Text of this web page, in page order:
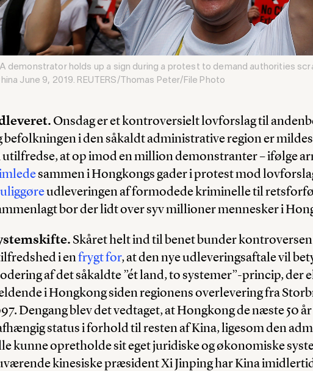
A demonstrator holds up a sign during a protest to demand authorities
June 9, 2019. REUTERS/Thomas Peter/File Photo
Onsdag er et kontroversielt lovforslag til
befolkningen i den såkaldt administrative region er
utilfredse, at op imod en million demonstranter – ifølge
sammen i Hongkongs gader i protest mod
udleveringen af formodede kriminelle til
bor der lidt over syv millioner mennesker i
Skåret helt ind til benet bunder
i enfrygt for, at den nye udleveringsaftale vil
af det såkaldte ”ét land, to systemer”-princip, der
i Hongkong siden regionens overlevering fra
Dengang blev det vedtaget, at Hongkong de næste 50
status i forhold til resten af Kina, ligesom den
kunne opretholde sit eget juridiske og økonomiske
kinesiske præsident Xi Jinping har Kina